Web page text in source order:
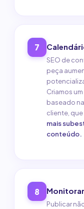
7
SEO de
peça
Criamos
baseado
cliente,
mais
conteúdo.
8
Publicar